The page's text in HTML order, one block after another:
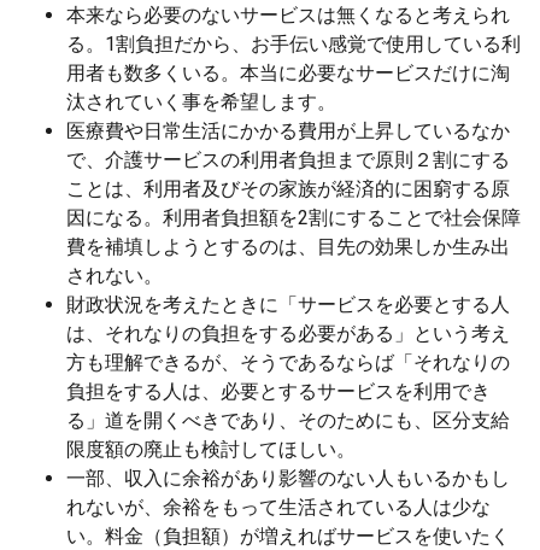
本来なら必要のないサービスは無くなると考えられ
る。1割負担だから、お手伝い感覚で使用している利
用者も数多くいる。本当に必要なサービスだけに淘
汰されていく事を希望します。
医療費や日常生活にかかる費用が上昇しているなか
で、介護サービスの利用者負担まで原則２割にする
ことは、利用者及びその家族が経済的に困窮する原
因になる。利用者負担額を2割にすることで社会保障
費を補填しようとするのは、目先の効果しか生み出
されない。
財政状況を考えたときに「サービスを必要とする人
は、それなりの負担をする必要がある」という考え
方も理解できるが、そうであるならば「それなりの
負担をする人は、必要とするサービスを利用でき
る」道を開くべきであり、そのためにも、区分支給
限度額の廃止も検討してほしい。
一部、収入に余裕があり影響のない人もいるかもし
れないが、余裕をもって生活されている人は少な
い。料金（負担額）が増えればサービスを使いたく